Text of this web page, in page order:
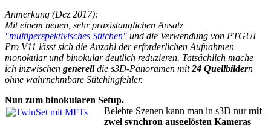
Anmerkung (Dez 2017):
Mit einem neuen, sehr praxistauglichen Ansatz
"multiperspektivisches Stitchen" und die Verwendung von PTGUI
Pro V11 lässt sich die Anzahl der erforderlichen Aufnahmen
monokular und binokular deutlich reduzieren. Tatsächlich mache
ich inzwischen generelldie s3D-Panoramen mit24 Quellbildern
ohne wahrnehmbare Stitchingfehler.
Nun zum binokularen Setup.
Belebte Szenen kann man in s3D nurmit
zwei synchron ausgelösten Kameras